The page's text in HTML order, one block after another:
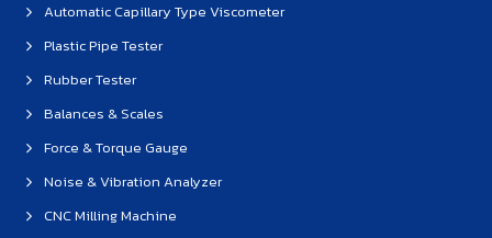
Automatic Capillary Type Viscometer
Plastic Pipe Tester
Rubber Tester
Balances & Scales
Force & Torque Gauge
Noise & Vibration Analyzer
CNC Milling Machine